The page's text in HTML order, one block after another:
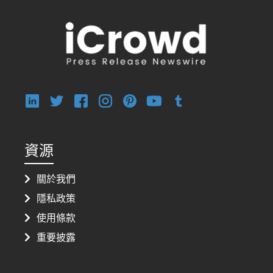
資源
關於我們
隱私政策
使用條款
重要披露